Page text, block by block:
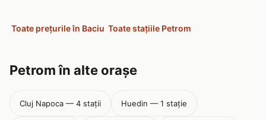
Toate prețurile în Baciu Toate stațiile Petrom
Petrom în alte orașe
Cluj Napoca — 4 stații Huedin — 1 stație